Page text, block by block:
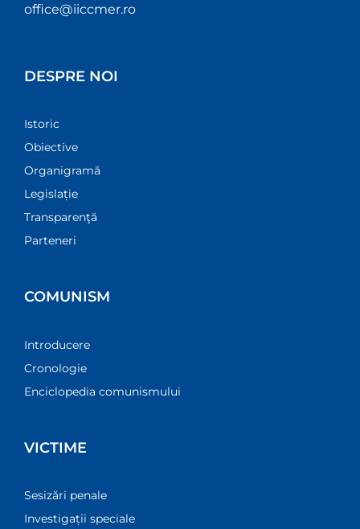
office@iiccmer.ro
DESPRE NOI
Istoric
Obiective
Organigramă
Legislație
Transparenţă
Parteneri
COMUNISM
Introducere
Cronologie
Enciclopedia comunismului
VICTIME
Sesizări penale
Investigații speciale